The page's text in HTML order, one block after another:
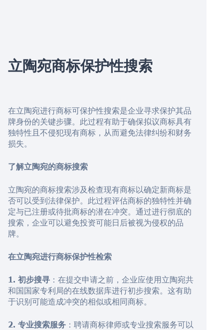
立陶宛商标保护性搜索
在立陶宛进行商标可保护性搜索是企业寻求保护其品
牌身份的关键步骤。此过程有助于确保拟议商标具有
独特性且不侵犯现有商标，从而避免法律纠纷和财务
损失。
了解立陶宛的商标搜索
立陶宛的商标搜索涉及检查现有商标以确定新商标是
否可以受到法律保护。此过程评估商标的独特性并确
定与已注册或待批商标的潜在冲突。通过进行彻底的
搜索，企业可以避免投资可能日后被视为侵权的品
牌。
在立陶宛进行商标保护性检索
1. 初步搜寻 ：在提交申请之前，企业应使用立陶宛共
和国国家专利局的在线数据库进行初步搜索。这有助
于识别可能造成冲突的相似或相同商标。
2. 专业搜索服务 ：聘请商标律师或专业搜索服务可以